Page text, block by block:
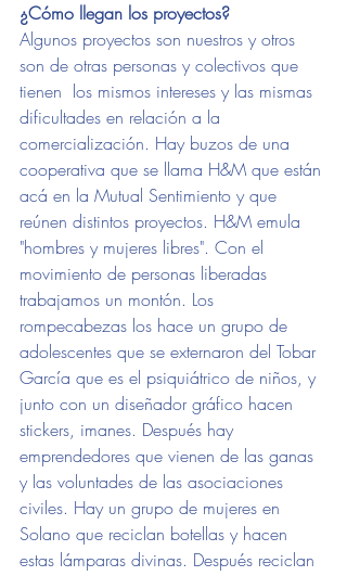
¿Cómo llegan los proyectos?
Algunos proyectos son nuestros y otros
son de otras personas y colectivos que
tienen  los mismos intereses y las mismas
dificultades en relación a la
comercialización. Hay buzos de una
cooperativa que se llama H&M que están
acá en la Mutual Sentimiento y que
reúnen distintos proyectos. H&M emula
"hombres y mujeres libres". Con el
movimiento de personas liberadas
trabajamos un montón. Los
rompecabezas los hace un grupo de
adolescentes que se externaron del Tobar
García que es el psiquiátrico de niños, y
junto con un diseñador gráfico hacen
stickers, imanes. Después hay
emprendedores que vienen de las ganas
y las voluntades de las asociaciones
civiles. Hay un grupo de mujeres en
Solano que reciclan botellas y hacen
estas lámparas divinas. Después reciclan